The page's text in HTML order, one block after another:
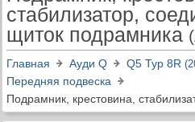
стабилизатор,
щиток подрамника
Главная Ауди Q Q5 Typ 8R
Передняя подвеска